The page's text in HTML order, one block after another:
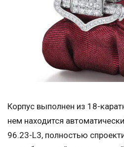
Корпус выполнен из 18-
нем находится
96.23-L3, полностью